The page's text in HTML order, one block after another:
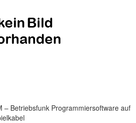
– Betriebsfunk Programmiersoftware auf